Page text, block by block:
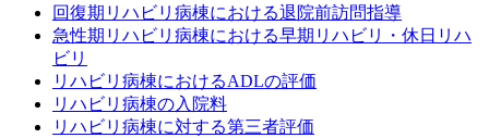
回復期リハビリ病棟における退院前訪問指導
急性期リハビリ病棟における早期リハビリ・休日リハ
ビリ
リハビリ病棟におけるADLの評価
リハビリ病棟の入院料
リハビリ病棟に対する第三者評価